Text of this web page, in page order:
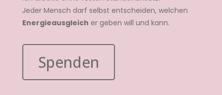
Jeder Mensch darf selbst entscheiden, welchen
Energieausgleich er geben will und kann.
Spenden